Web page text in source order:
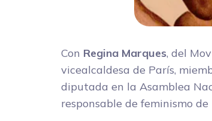
Con Regina Marques, del
vicealcaldesa de París,
diputada en la Asamblea
responsable de feminismo de